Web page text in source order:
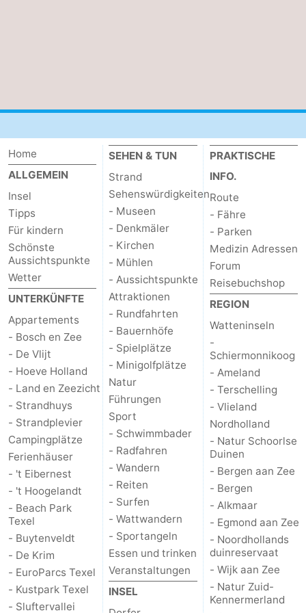
aan
Zee
Noordhollands
duinreservaat
-
Wijk
aan
Zee
-
Natur
Zuid-
Kennermerland
-
Amsterdam
-
Haarlem
-
Zandvoort
Wetter
Kontakt
Home
ALLGEMEIN
Insel
Tipps
Für kindern
Schönste
Aussichtspunkte
Wetter
UNTERKÜNFTE
Appartements
- Bosch en Zee
- De Vlijt
- Hoeve Holland
- Land en Zeezicht
- Strandhuys
- Strandplevier
Campingplätze
Ferienhäuser
- 't Eibernest
- 't Hoogelandt
- Beach Park
Texel
- Buytenveldt
- De Krim
- EuroParcs Texel
- Kustpark Texel
- Sluftervallei
SEHEN & TUN
Strand
Sehenswürdigkeiten
- Museen
- Denkmäler
- Kirchen
- Mühlen
- Aussichtspunkte
Attraktionen
- Rundfahrten
- Bauernhöfe
- Spielplätze
- Minigolfplätze
Natur
Führungen
Sport
- Schwimmbader
- Radfahren
- Wandern
- Reiten
- Surfen
- Wattwandern
- Sportangeln
Essen und trinken
Veranstaltungen
INSEL
PRAKTISCHE
INFO.
Route
- Fähre
- Parken
Medizin Adressen
Forum
Reisebuchshop
REGION
Watteninseln
-
Schiermonnikoog
- Ameland
- Terschelling
- Vlieland
Nordholland
- Natur Schoorlse
Duinen
- Bergen aan Zee
- Bergen
- Alkmaar
- Egmond aan Zee
- Noordhollands
duinreservaat
- Wijk aan Zee
- Natur Zuid-
Kennermerland